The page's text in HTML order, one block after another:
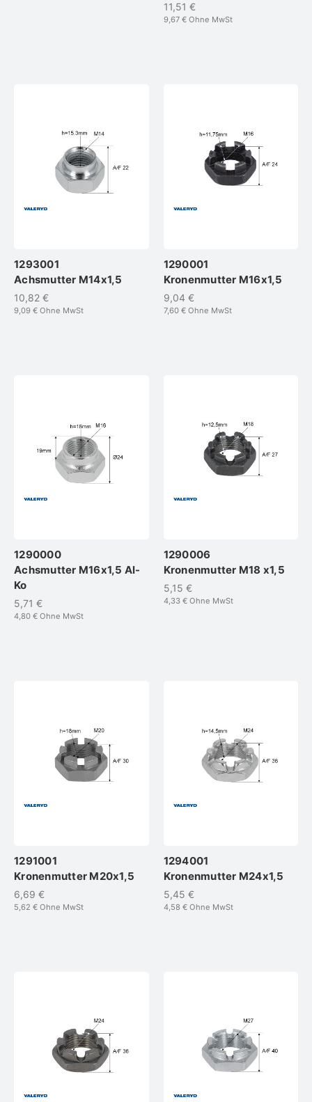
11,51 €
9,67 €Ohne MwSt
1293001
Achsmutter M14x1,5
10,82 €
9,09 € Ohne MwSt
1290001
Kronenmutter M16x1,5
9,04 €
7,60 €Ohne MwSt
1290000
Achsmutter M16x1,5 Al-
Ko
5,71 €
4,80 € Ohne MwSt
1290006
Kronenmutter M18 x1,5
5,15 €
4,33 €Ohne MwSt
1291001
Kronenmutter M20x1,5
6,69 €
5,62 € Ohne MwSt
1294001
Kronenmutter M24x1,5
5,45 €
4,58 €Ohne MwSt